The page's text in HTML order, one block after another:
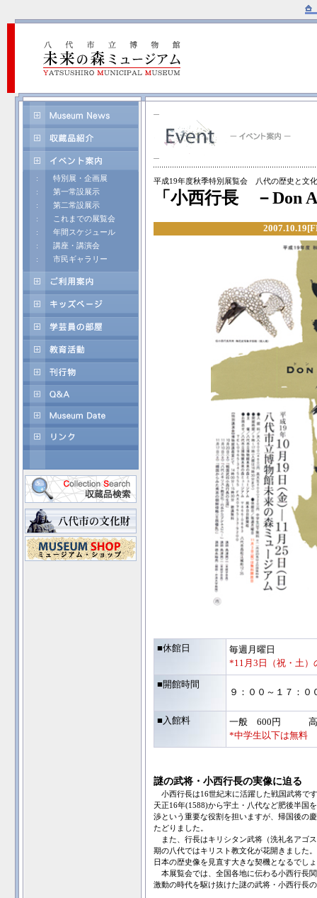
:
特別展・企画展
:
第一常設展示
:
第二常設展示
:
これまでの展覧会
:
年間スケジュール
:
講座・講演会
:
市民ギャラリー
平成19年度秋季特別展覧会 八代の歴史と文
「小西行長 －Don
■休館日
毎週月曜日
*11月3日（祝・土）
■開館時間
９：００～１７：０
■入館料
一般 600円 高
*中学生以下は無料
謎の武将・小西行長の実像に迫る
小西行長は16世紀末に活躍した戦国武将で
天正16年(1588)から宇土・八代など肥後半国
渉という重要な役割を担いますが、帰国後の
たどりました。
また、行長はキリシタン武将（洗礼名アゴ
期の八代ではキリスト教文化が花開きました
日本の歴史像を見直す大きな契機となるでし
本展覧会では、全国各地に伝わる小西行長
激動の時代を駆け抜けた謎の武将・小西行長